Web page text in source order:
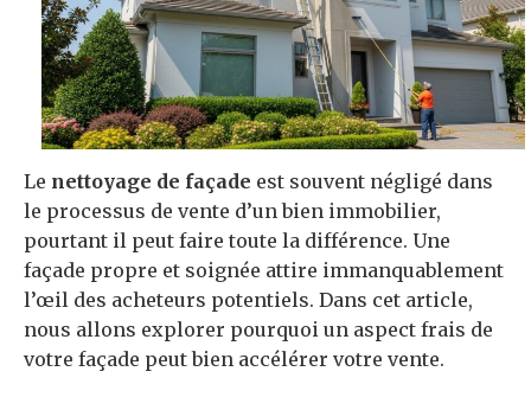
Le nettoyage de façade est souvent négligé dans
le processus de vente d’un bien immobilier,
pourtant il peut faire toute la différence. Une
façade propre et soignée attire immanquablement
l’œil des acheteurs potentiels. Dans cet article,
nous allons explorer pourquoi un aspect frais de
votre façade peut bien accélérer votre vente.